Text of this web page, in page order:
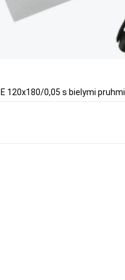
120x180/0,05 s bielymi pruhmi